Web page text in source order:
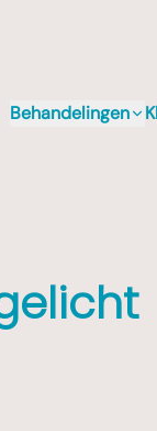
Behandelingen